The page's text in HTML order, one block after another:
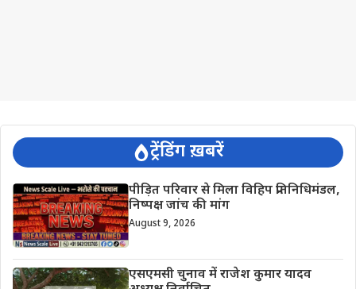
ट्रेंडिंग ख़बरें
पीड़ित परिवार से मिला विहिप प्रतिनिधिमंडल,
निष्पक्ष जांच की मांग
August 9, 2026
एसएमसी चुनाव में राजेश कुमार यादव